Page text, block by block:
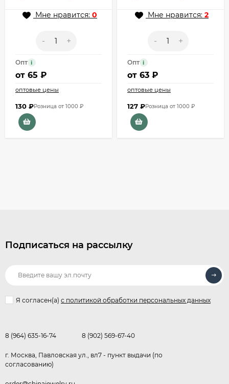
Мне нравится: 0
- +
Опт i
от 65 ₽
оптовые цены
130 ₽Розница от 1000 ₽
Мне нравится: 2
- +
Опт i
от 63 ₽
оптовые цены
127 ₽Розница от 1000 ₽
Подписаться на рассылку
Я согласен(a) с политикой обработки персональных данных
8 (964) 635-16-74 8 (902) 569-67-40
г. Москва, Павловская ул., вл7 - пункт выдачи (по
согласованию)